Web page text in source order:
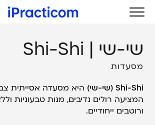
שי-שי | Shi-Shi
מסעדות
Shi-Shi (שי-שי)
היא מסעדה אסייתית
המציעה רולים נדיבים, מנות טבעוניות
ורוטבים ייחודיים.